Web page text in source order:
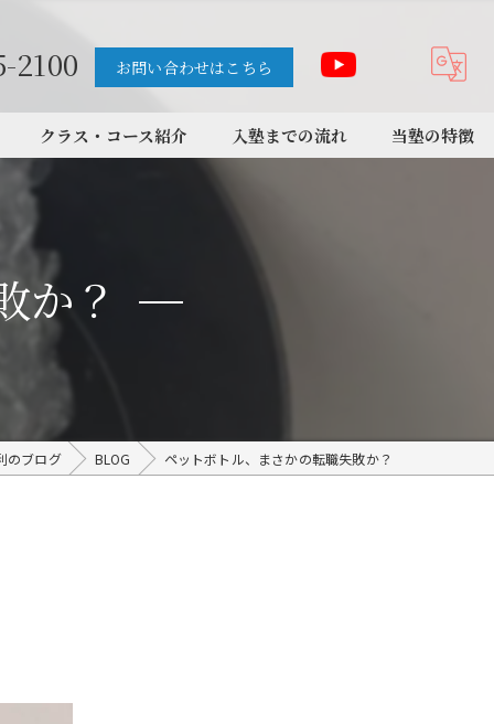
2100 お問い合わせはこちら
クラス・コース紹介 入塾までの流れ 当塾の特徴
講師紹介
か？
のブログ BLOG ペットボトル、まさかの転職失敗か？